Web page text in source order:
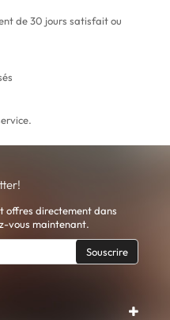
de 30 jours satisfait ou
offres directement dans
vous maintenant.
Souscrire